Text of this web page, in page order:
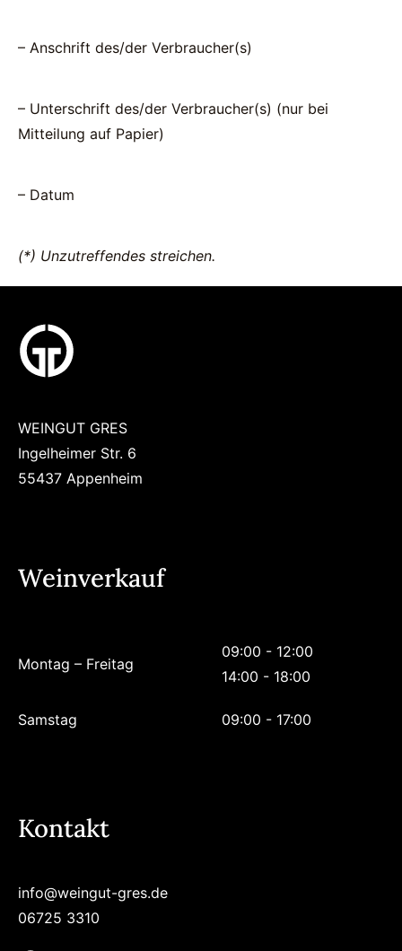
– Anschrift des/der Verbraucher(s)
– Unterschrift des/der Verbraucher(s) (nur bei
Mitteilung auf Papier)
– Datum
(*) Unzutreffendes streichen.
WEINGUT GRES
Ingelheimer Str. 6
55437 Appenheim
Weinverkauf
Montag – Freitag
09:00 - 12:00
14:00 - 18:00
Samstag 09:00 - 17:00
Kontakt
info@weingut-gres.de
06725 3310